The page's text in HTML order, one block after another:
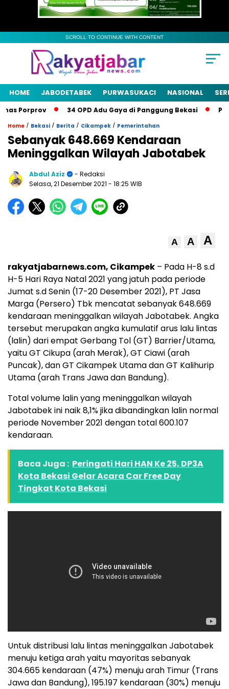
SCROLL TO CONTINUE WITH CONTENT
HOME JABODETABEK PURWASUKACI NASIONAL
Porprov 34 OPD Adu Gaya di Panggung Bekasi
Home / Bekasi / Berita / Cikampek / Pemerintahan
Sebanyak 648.669 Kendaraan
Meninggalkan Wilayah Jabotabek
Abdul Aziz
- Redaksi
Selasa, 21 Desember 2021 - 18:25 WIB
A A A
rakyatjabarnews.com, Cikampek – Pada H-8 s.d
H-5 Hari Raya Natal 2021 yang jatuh pada periode
Jumat s.d Senin (17-20 Desember 2021), PT Jasa
Marga (Persero) Tbk mencatat sebanyak 648.669
kendaraan meninggalkan wilayah Jabotabek. Angka
tersebut merupakan angka kumulatif arus lalu lintas
(lalin) dari empat Gerbang Tol (GT) Barrier/Utama,
yaitu GT Cikupa (arah Merak), GT Ciawi (arah
Puncak), dan GT Cikampek Utama dan GT Kalihurip
Utama (arah Trans Jawa dan Bandung).
Total volume lalin yang meninggalkan wilayah
Jabotabek ini naik 8,1% jika dibandingkan lalin normal
periode November 2021 dengan total 600.107
kendaraan.
Baca Juga : Peringati Hari HAN Ke 25, DP3A
Kota Bekasi Gelar Acara Car Free Day
Tingkat Kota Bekasi
Untuk distribusi lalu lintas meninggalkan Jabotabek
menuju ketiga arah yaitu mayoritas sebanyak
304.665 kendaraan (47%) menuju arah Timur (Trans
Jawa dan Bandung), 195.197 kendaraan (30%) menuju